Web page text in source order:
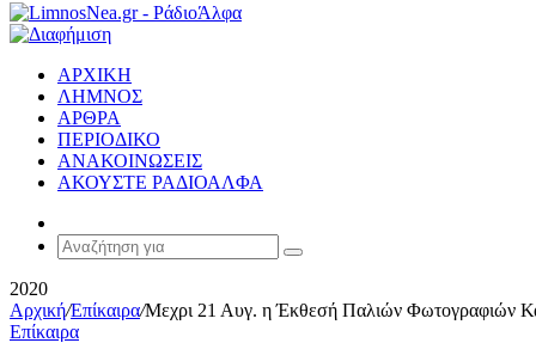
ΑΡΧΙΚΗ
ΛΗΜΝΟΣ
ΑΡΘΡΑ
ΠΕΡΙΟΔΙΚΟ
ΑΝΑΚΟΙΝΩΣΕΙΣ
ΑΚΟΥΣΤΕ ΡΑΔΙΟΑΛΦΑ
Article
Αναζήτηση
2020
Αρχική/Επίκαιρα/Μεχρι 21 Αυγ. η Έκθεσή Παλιών Φωτογραφιών
Επίκαιρα